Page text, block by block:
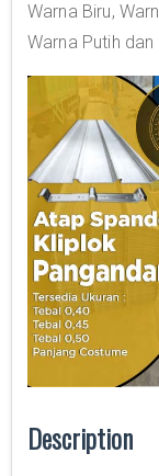
Warna Biru,
Warna Putih
Description